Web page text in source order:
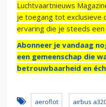
Luchtvaartnieuws
je toegang tot exclusieve
ervaring die je steeds
Abonneer je vandaag
een gemeenschap die
betrouwbaarheid en
aeroflot airbus